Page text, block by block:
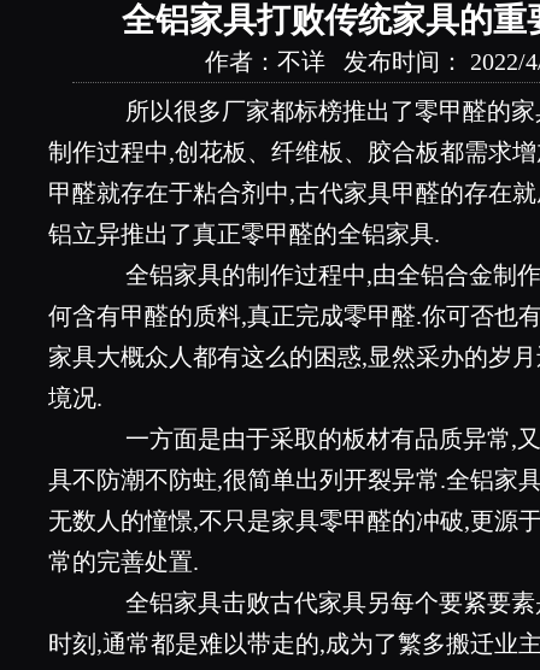
全铝家具打败传统家具的重
作者：不详 发布时间： 2022/
所以很多厂家都标榜推出了零甲醛的家
制作过程中,创花板、纤维板、胶合板都需求
甲醛就存在于粘合剂中,古代家具甲醛的存在
铝立异推出了真正零甲醛的全铝家具.
全铝家具的制作过程中,由全铝合金制作
何含有甲醛的质料,真正完成零甲醛.你可否也
家具大概众人都有这么的困惑,显然采办的岁
境况.
一方面是由于采取的板材有品质异常,又
具不防潮不防蛀,很简单出列开裂异常.全铝家
无数人的憧憬,不只是家具零甲醛的冲破,更源
常的完善处置.
全铝家具击败古代家具另每个要紧要素
时刻,通常都是难以带走的,成为了繁多搬迁业